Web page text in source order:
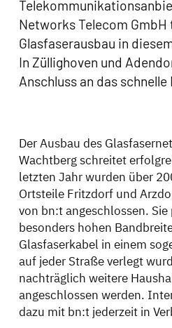
Networks Telecom
Glasfaserausbau in
In Züllighoven und
Anschluss an das
Der Ausbau des
Wachtberg schreitet
letzten Jahr wurden über
Ortsteile Fritzdorf und
von bn:t angeschlossen.
besonders hohen
Glasfaserkabel in einem
auf jeder Straße verlegt
nachträglich weitere
angeschlossen werden.
dazu mit bn:t jederzeit in